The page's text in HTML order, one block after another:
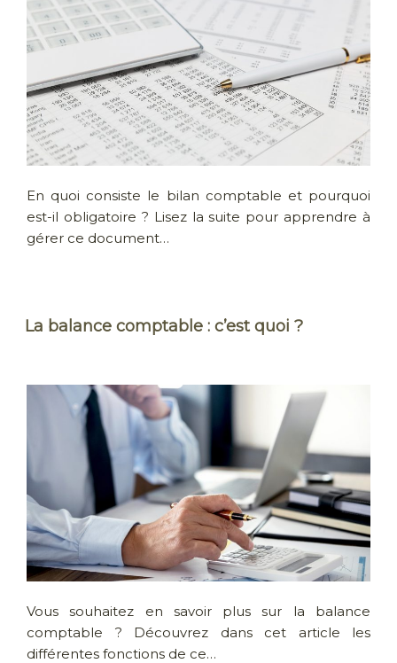
En quoi consiste le bilan comptable et pourquoi
est-il obligatoire ? Lisez la suite pour apprendre à
gérer ce document…
La balance comptable : c’est quoi ?
Vous souhaitez en savoir plus sur la balance
comptable ? Découvrez dans cet article les
différentes fonctions de ce…